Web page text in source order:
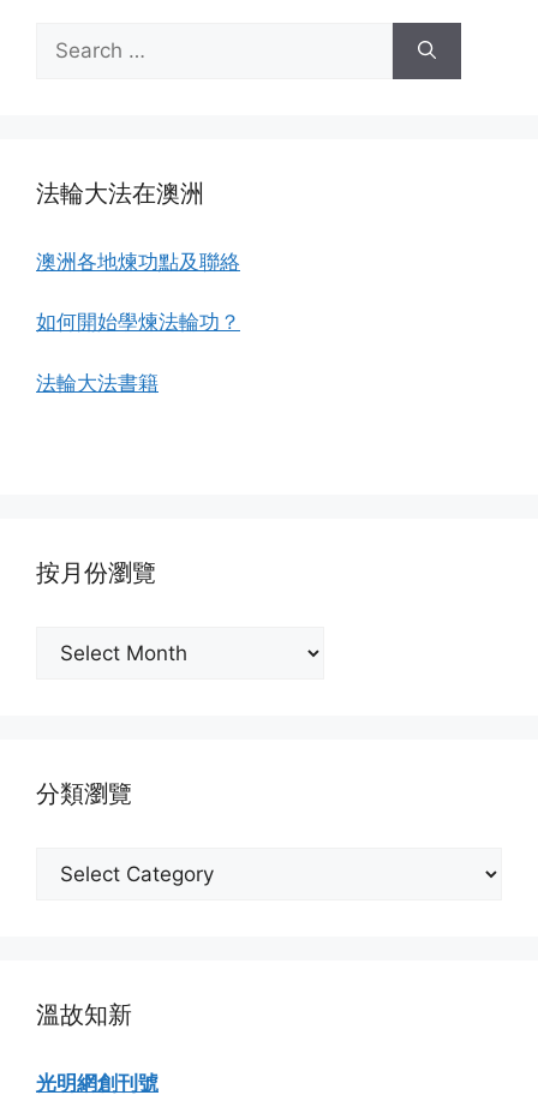
for:
法輪大法在澳洲
澳洲各地煉功點及聯絡
如何開始學煉法輪功？
法輪大法書籍
按月份瀏覽
分類瀏覽
溫故知新
光明網創刊號